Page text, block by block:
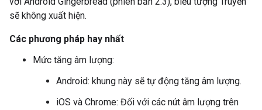
sẽ không xuất hiện.
Các phương pháp hay nhất
Mức tăng âm lượng:
Android: khung này sẽ tự động tăng âm lượng.
iOS và Chrome: Đối với các nút âm lượng trên